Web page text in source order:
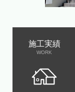
施工実績
WORK